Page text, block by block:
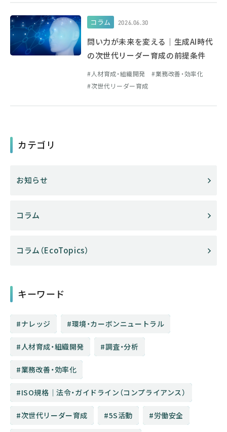
コラム 2026.06.30
問い力が未来を変える｜生成AI時代
の次世代リーダー育成の前提条件
人材育成・組織開発
業務改善・効率化
次世代リーダー育成
カテゴリ
お知らせ
コラム
コラム（EcoTopics）
キーワード
ナレッジ 環境・カーボンニュートラル
人材育成・組織開発 調査・分析
業務改善・効率化
ISO規格│法令・ガイドライン（コンプライアンス）
次世代リーダー育成 5S活動 労働安全